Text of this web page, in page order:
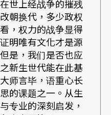
格纳、罗西尼等歌剧
手，并在剧院内成立
（academy），并拓
）的Dido and Aen
拜笃丽娜（Gubaiduli
世上经战争的摧残
朝换代，多少政权
，权力的战争显得
明唯有文化才是源
是，我们是否也应
新生世代能在此基
师言毕，语重心长
的课题之一。从生
专业的深刻启发，